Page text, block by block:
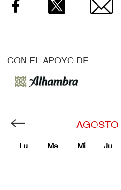
Facebook Twitter Email
CON EL APOYO DE
AGOSTO
Lu Ma Mi Ju